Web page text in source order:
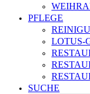
PFLEGE
LOTUS-
SUCHE